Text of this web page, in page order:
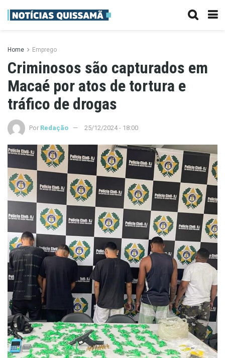
Home Emprego
Criminosos são capturados em
Macaé por atos de tortura e
tráfico de drogas
Por Redação 25/12/2024 - 18:00